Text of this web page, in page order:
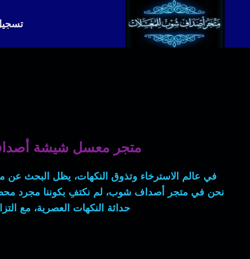
متجر معسل شيشة
في عالم الاسترخاء وتذوق النكهات، يظل البحث عن
نحن في متجر أصداف شوب، لم نكتفِ بكوننا مجرد
حداثة النكهات العصرية، مع